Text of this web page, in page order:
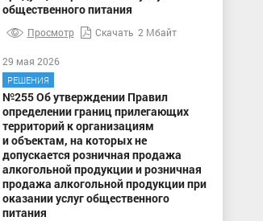
общественного питания
Просмотр Скачать 2 Мбайт
29 мая 2026
РЕШЕНИЯ
№255 Об утверждении Правил
определении границ прилегающих
территорий к организациям
и объектам, на которых не
допускается розничная продажа
алкогольной продукции и розничная
продажа алкогольной продукции при
оказании услуг общественного
питания